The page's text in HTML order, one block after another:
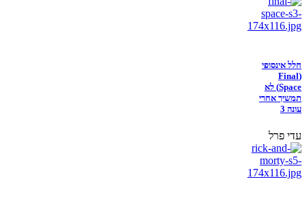
חלל אינסופי
(Final
Space) לא
תמשיך אחרי
עונה 3
עדי פרל